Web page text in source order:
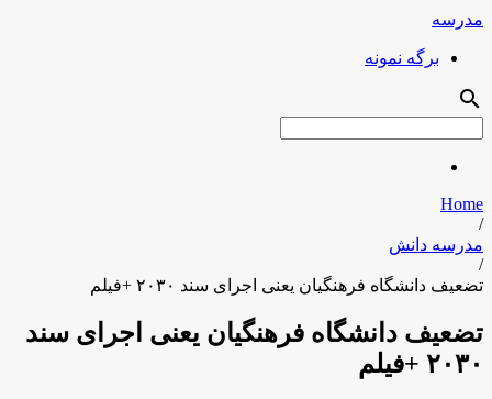
مدرسه
برگه نمونه
search
Home
/
مدرسه دانش
/
تضعیف دانشگاه فرهنگیان یعنی اجرای سند ۲۰۳۰ +فیلم
تضعیف دانشگاه فرهنگیان یعنی اجرای سند
۲۰۳۰ +فیلم